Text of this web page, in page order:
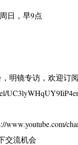
日，早9点
明镜专访，欢迎订阅
www.youtube.com/
交流机会